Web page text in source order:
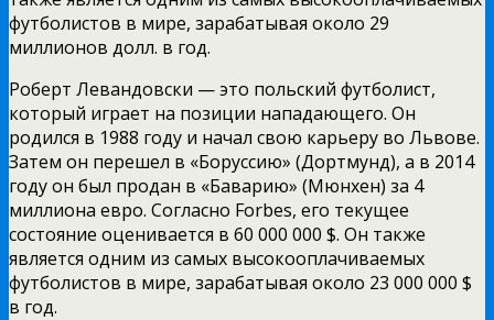
футболистов в мире, зарабатывая около 29
миллионов долл. в год.
Роберт Левандовски — это польский футболист,
который играет на позиции нападающего. Он
родился в 1988 году и начал свою карьеру во Львове.
Затем он перешел в «Боруссию» (Дортмунд), а в 2014
году он был продан в «Баварию» (Мюнхен) за 4
миллиона евро. Согласно Forbes, его текущее
состояние оценивается в 60 000 000 $. Он также
является одним из самых высокооплачиваемых
футболистов в мире, зарабатывая около 23 000 000 $
в год.